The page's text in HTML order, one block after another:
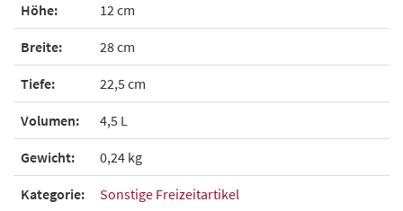
Höhe: 12 cm
Breite: 28 cm
Tiefe: 22,5 cm
Volumen: 4,5 L
Gewicht: 0,24 kg
Kategorie: Sonstige Freizeitartikel